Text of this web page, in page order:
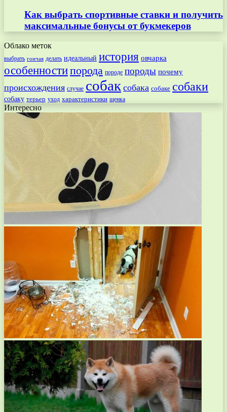
Как выбрать спортивные ставки и получить
максимальные бонусы от букмекеров
Облако меток
выбрать гончая делать идеальный история овчарка
особенностипорода породе породы почему
происхождения случае собак собака собаке собаки
собаку терьер уход характеристики щенка
Интересно